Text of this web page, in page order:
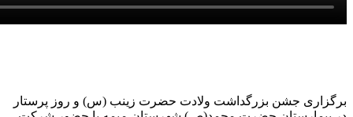
جشن بزرگداشت ولادت حضرت زینب (س) و روز پرستار